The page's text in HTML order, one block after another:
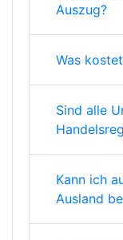
Auszug?
Was
Sind alle
Kann ich
Ausland